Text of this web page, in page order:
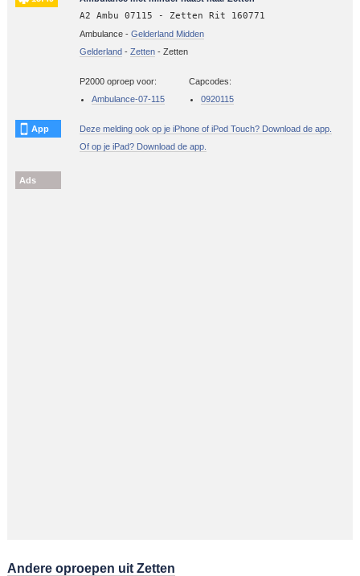
A2 Ambu 07115 - Zetten Rit 160771
Ambulance - Gelderland Midden
Gelderland- Zetten- Zetten
P2000 oproep voor:
Ambulance-07-115
Capcodes:
0920115
App
Deze melding ook op je iPhone of iPod Touch? Download de app.
Of op je iPad? Download de app.
Ads
Andere oproepen uit Zetten